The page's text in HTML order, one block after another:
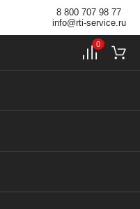
8 800 707 98 77
info@rti-service.ru
0